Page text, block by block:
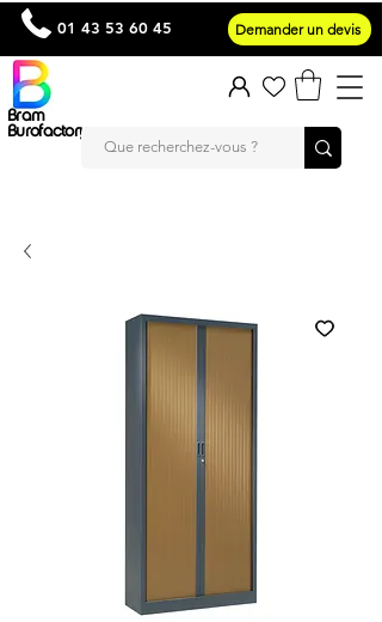
Bram
Burofactory
01 43 53 60 45 Demander un devis